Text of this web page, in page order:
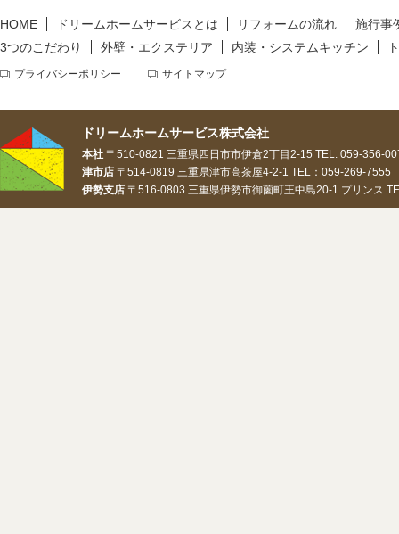
HOME ドリームホームサービスとは リフォームの流れ
施行事
3つのこだわり
外壁・エクステリア 内装・システムキッチン
プライバシーポリシー サイトマップ
ドリームホームサービス株式会社
本社 〒510-0821 三重県四日市市伊倉2丁目2-15 TEL: 059-356-
津市店 〒514-0819 三重県津市高茶屋4-2-1 TEL：059-269-
伊勢支店 〒516-0803 三重県伊勢市御薗町王中島20-1 プリンス